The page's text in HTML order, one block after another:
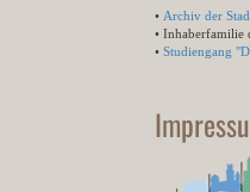
• Archiv der
• Inhaberfamilie
• Studiengang